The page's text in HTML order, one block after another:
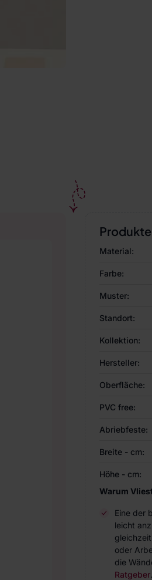
Material:
Farbe:
Muster:
Standort:
Kollektion:
Hersteller:
Oberfläche:
PVC free:
Abriebfeste:
Breite - cm:
Höhe - cm:
Warum
Eine der
leicht
oder
die
Ratgeber.